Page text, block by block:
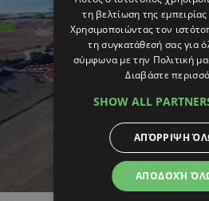
τη βελτίωση της
Χρησιμοποιώντας τον
τη συγκατάθεσή σας για
σύμφωνα με την Πολιτική
Διαβάστε
SHOW ALL
ΑΠΟΔΟΧΉ
ΑΠΌΡΡΙΨΗ